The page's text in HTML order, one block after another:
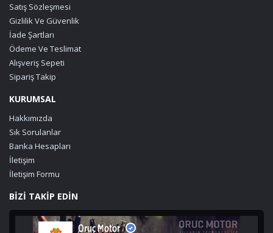
Satış Sözleşmesi
Gizlilik Ve Güvenlik
İade Şartları
Ödeme Ve Teslimat
Alışveriş Sepeti
Sipariş Takip
KURUMSAL
Hakkımızda
Sık Sorulanlar
Banka Hesapları
İletişim
İletişim Formu
BİZİ TAKİP EDİN